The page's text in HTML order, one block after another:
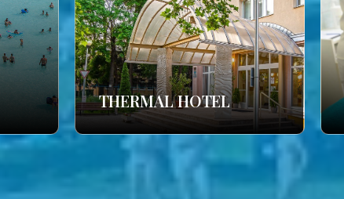
THERMAL HOTEL